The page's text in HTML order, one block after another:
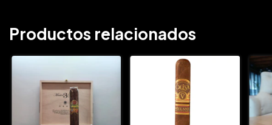
Productos relacionados